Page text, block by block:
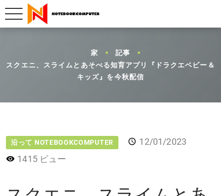
家
記事
スクエニ、スライムとあそべる知育アプリ『ドラクエベビー＆
キッズ』を今秋配信
沿って NOTEBOOKCOMPUTER
12/01/2023
1415 ビュー